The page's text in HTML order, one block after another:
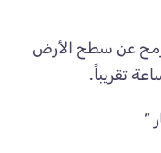
عن سطح الأرض
تقريباً.
”